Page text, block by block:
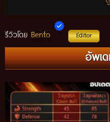
รีวิวโดย Bento Editor
อัพเ
กติกาวัวชนสมัยก่อน วิถีการแข่
ท้องถิ่น อัปเดตปี 2026